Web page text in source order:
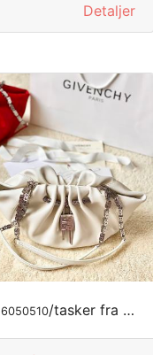
Detaljer
6050510/tasker fra GIVENCHY